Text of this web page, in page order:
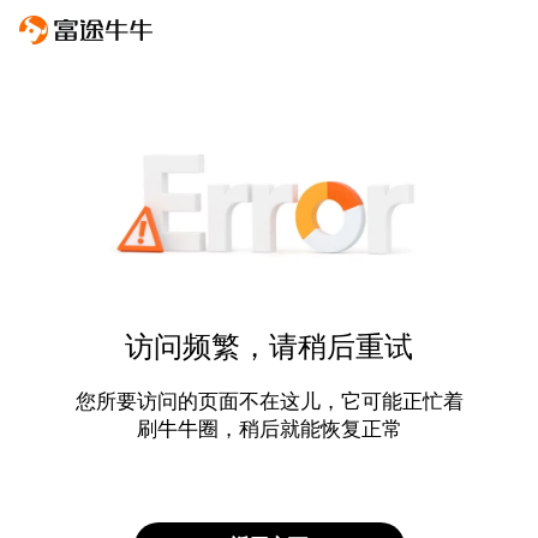
访问频繁，请稍后重试
您所要访问的页面不在这儿，它可能正忙着
刷牛牛圈，稍后就能恢复正常